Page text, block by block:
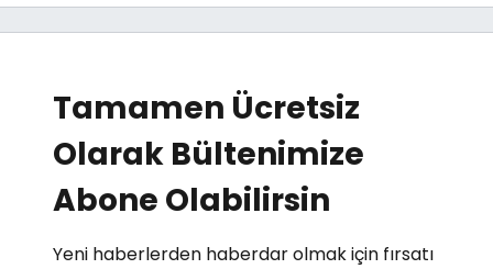
Tamamen Ücretsiz
Olarak Bültenimize
Abone Olabilirsin
Yeni haberlerden haberdar olmak için fırsatı